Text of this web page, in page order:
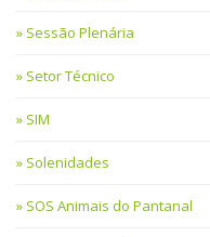
Sessão Plenária
Setor Técnico
SIM
Solenidades
SOS Animais do Pantanal